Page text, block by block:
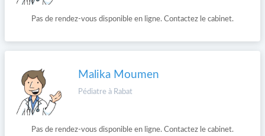
Pas de rendez-vous disponible en ligne. Contactez le cabinet.
Malika Moumen
Pédiatre à Rabat
Pas de rendez-vous disponible en ligne. Contactez le cabinet.